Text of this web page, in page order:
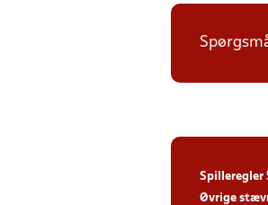
Spilleregler
Øvrige